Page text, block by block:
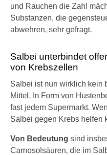
und Rauchen die Zahl
Substanzen, die
abwehren, sehr gefragt.
Salbei unterbindet
von Krebszellen
Salbei ist nun wirklich kein
Mittel. In Form von
fast jedem Supermarkt.
Salbei gegen Krebs helfen
Von Bedeutung sind
Carnosolsäuren, die im